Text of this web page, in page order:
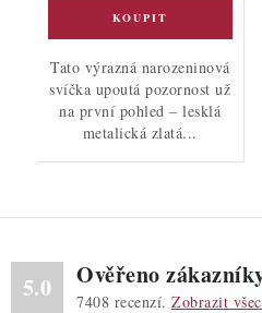
Tato výrazná narozeninová
svíčka upoutá pozornost už
na první pohled – lesklá
metalická zlatá...
5.0 Ověřeno
7408 recenzí. Zobrazit